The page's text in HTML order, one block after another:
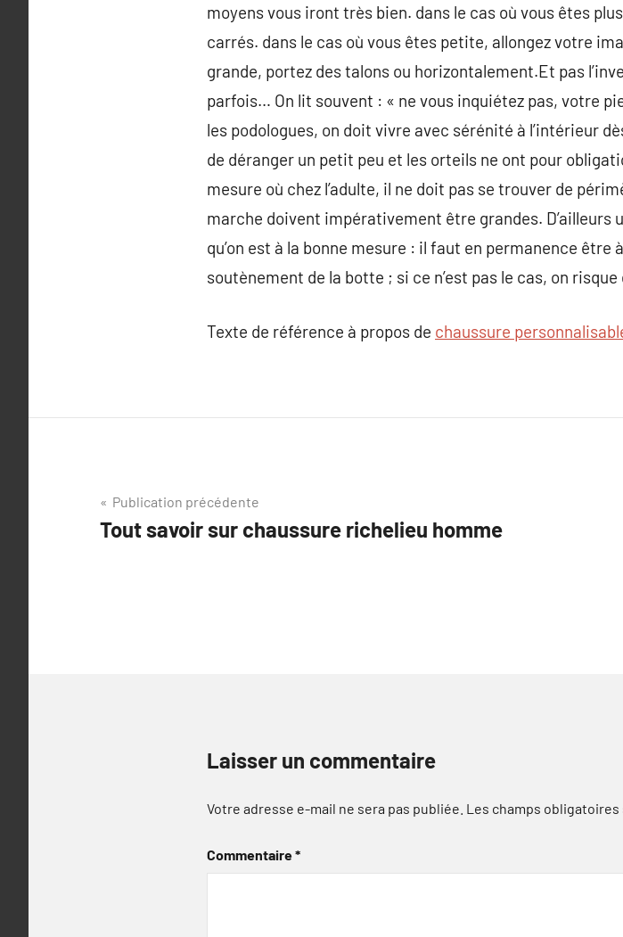
moyens vous iront très bien. dans le cas où vous êtes
carrés. dans le cas où vous êtes petite, allongez votre
grande, portez des talons ou horizontalement.Et pas
parfois… On lit souvent : « ne vous inquiétez pas, votre
les podologues, on doit vivre avec sérénité à l’intérieur
de déranger un petit peu et les orteils ne ont pour
mesure où chez l’adulte, il ne doit pas se trouver de
marche doivent impérativement être grandes.
qu’on est à la bonne mesure : il faut en permanence
soutènement de la botte ; si ce n’est pas le cas, on
Texte de référence à propos de chaussure
Navigation
de
Publication précédente
Tout savoir sur chaussure richelieu homme
Laisser un commentaire
Votre adresse e-mail ne sera pas publiée. Les champs
Commentaire*